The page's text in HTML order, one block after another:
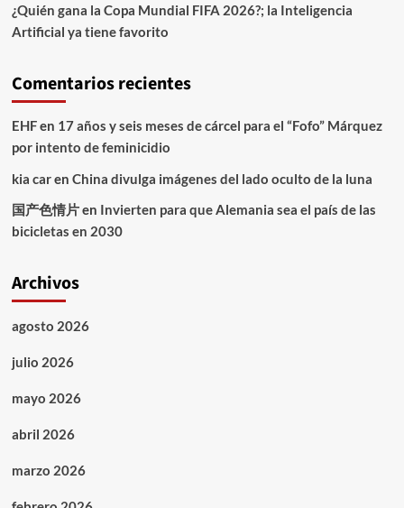
¿Quién gana la Copa Mundial FIFA 2026?; la Inteligencia
Artificial ya tiene favorito
Comentarios recientes
EHFen 17 años y seis meses de cárcel para el “Fofo” Márquez
por intento de feminicidio
kia caren China divulga imágenes del lado oculto de la luna
国产色情片en Invierten para que Alemania sea el país de las
bicicletas en 2030
Archivos
agosto 2026
julio 2026
mayo 2026
abril 2026
marzo 2026